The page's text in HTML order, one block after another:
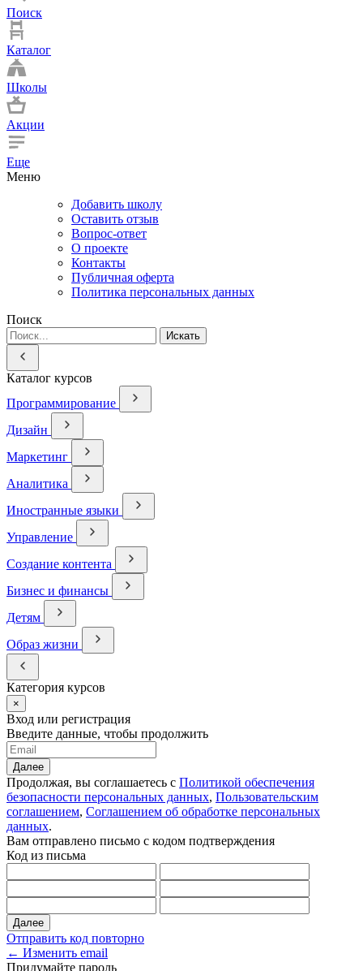
Поиск
Каталог
Школы
Акции
Еще
Меню
Добавить школу
Оставить отзыв
Вопрос-ответ
О проекте
Контакты
Публичная оферта
Политика персональных данных
Поиск
Искать
Каталог курсов
Программирование
Дизайн
Маркетинг
Аналитика
Иностранные языки
Управление
Создание контента
Бизнес и финансы
Детям
Образ жизни
Категория курсов
×
Вход или регистрация
Введите данные, чтобы продолжить
Далее
Продолжая, вы соглашаетесь с Политикой обеспечения
безопасности персональных данных, Пользовательским
соглашением, Соглашением об обработке персональных
данных.
Вам отправлено письмо с кодом подтверждения
Код из письма
Далее
Отправить код повторно
← Изменить email
Придумайте пароль